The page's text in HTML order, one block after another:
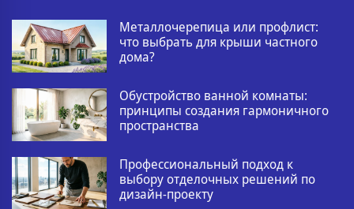
Металлочерепица или профлист:
что выбрать для крыши частного
дома?
Обустройство ванной комнаты:
принципы создания гармоничного
пространства
Профессиональный подход к
выбору отделочных решений по
дизайн-проекту